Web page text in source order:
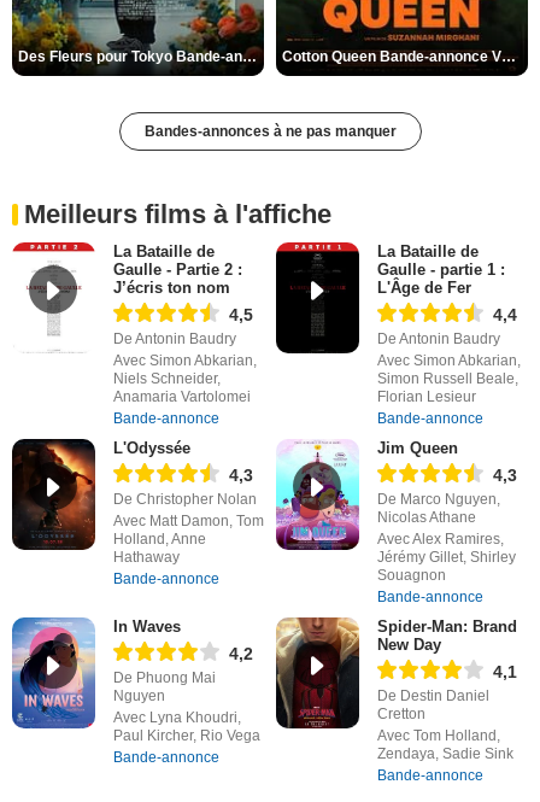
Des Fleurs pour Tokyo Bande-annonce VO STFR Cotton Queen Bande-annonce VO STFR
Bandes-annonces à ne pas manquer
Meilleurs films à l'affiche
La Bataille de
Gaulle - Partie 2 :
J’écris ton nom
4,5
De Antonin Baudry
Avec Simon Abkarian,
Niels Schneider,
Anamaria Vartolomei
Bande-annonce
La Bataille de
Gaulle - partie 1 :
L'Âge de Fer
4,4
De Antonin Baudry
Avec Simon Abkarian,
Simon Russell Beale,
Florian Lesieur
Bande-annonce
L'Odyssée
4,3
De Christopher Nolan
Avec Matt Damon, Tom
Holland, Anne
Hathaway
Bande-annonce
Jim Queen
4,3
De Marco Nguyen,
Nicolas Athane
Avec Alex Ramires,
Jérémy Gillet, Shirley
Souagnon
Bande-annonce
In Waves
4,2
De Phuong Mai
Nguyen
Avec Lyna Khoudri,
Paul Kircher, Rio Vega
Bande-annonce
Spider-Man: Brand
New Day
4,1
De Destin Daniel
Cretton
Avec Tom Holland,
Zendaya, Sadie Sink
Bande-annonce